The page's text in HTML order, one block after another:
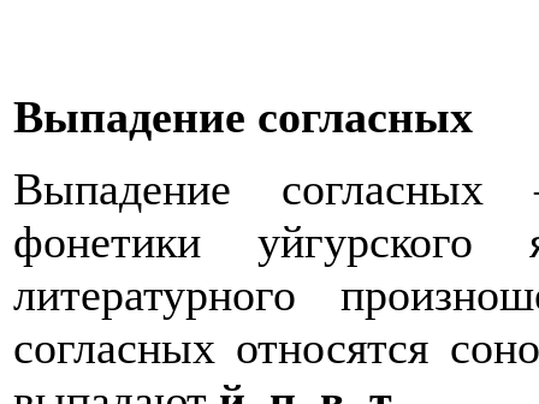
Выпадение согласных
Выпадение согласных
фонетики
литературного
согласных относятся